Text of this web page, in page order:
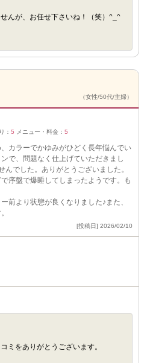
んが、お任せ下さいね！（笑）^_^
（女性/50代/主婦）
： 5 メニュー・料金： 5
カラーでかゆみがひどく長年悩んでい
で、問題なく仕上げていただきまし
でした。ありがとうございました。
序盤で爆睡してしまったようです。も
前より状態が良くなりました♪また、
[投稿日] 2026/02/10
ミをありがとうございます。